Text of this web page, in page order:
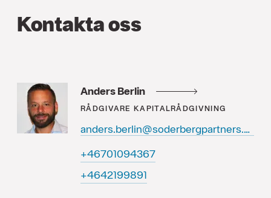
Kontakta oss
Anders Berlin
RÅDGIVARE KAPITALRÅDGIVNING
anders.berlin@soderbergpartners.se
76349010764+
1989912464+